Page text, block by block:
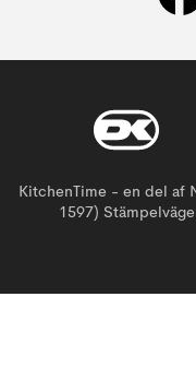
KitchenTime - en del af
1597)